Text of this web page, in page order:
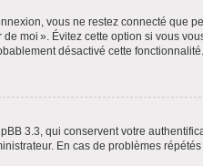
vous ne restez connecté que
de moi ». Évitez cette option si vous
désactivé cette fonctionnalité.
3.3, qui conservent votre
En cas de problèmes